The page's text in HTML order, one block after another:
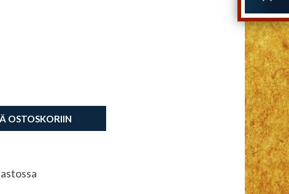
OSTOSKORIIN